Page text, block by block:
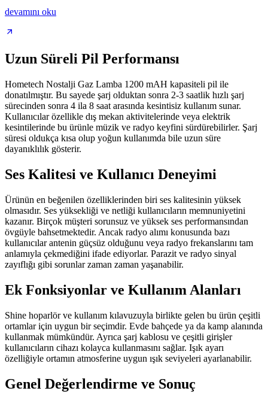
devamını oku
Uzun Süreli Pil Performansı
Hometech Nostalji Gaz Lamba 1200 mAH kapasiteli pil ile
donatılmıştır. Bu sayede şarj olduktan sonra 2-3 saatlik hızlı şarj
sürecinden sonra 4 ila 8 saat arasında kesintisiz kullanım sunar.
Kullanıcılar özellikle dış mekan aktivitelerinde veya elektrik
kesintilerinde bu ürünle müzik ve radyo keyfini sürdürebilirler. Şarj
süresi oldukça kısa olup yoğun kullanımda bile uzun süre
dayanıklılık gösterir.
Ses Kalitesi ve Kullanıcı Deneyimi
Ürünün en beğenilen özelliklerinden biri ses kalitesinin yüksek
olmasıdır. Ses yüksekliği ve netliği kullanıcıların memnuniyetini
kazanır. Birçok müşteri sorunsuz ve yüksek ses performansından
övgüyle bahsetmektedir. Ancak radyo alımı konusunda bazı
kullanıcılar antenin güçsüz olduğunu veya radyo frekanslarını tam
anlamıyla çekmediğini ifade ediyorlar. Parazit ve radyo sinyal
zayıflığı gibi sorunlar zaman zaman yaşanabilir.
Ek Fonksiyonlar ve Kullanım Alanları
Shine hoparlör ve kullanım kılavuzuyla birlikte gelen bu ürün çeşitli
ortamlar için uygun bir seçimdir. Evde bahçede ya da kamp alanında
kullanmak mümkündür. Ayrıca şarj kablosu ve çeşitli girişler
kullanıcıların cihazı kolayca kullanmasını sağlar. Işık ayarı
özelliğiyle ortamın atmosferine uygun ışık seviyeleri ayarlanabilir.
Genel Değerlendirme ve Sonuç